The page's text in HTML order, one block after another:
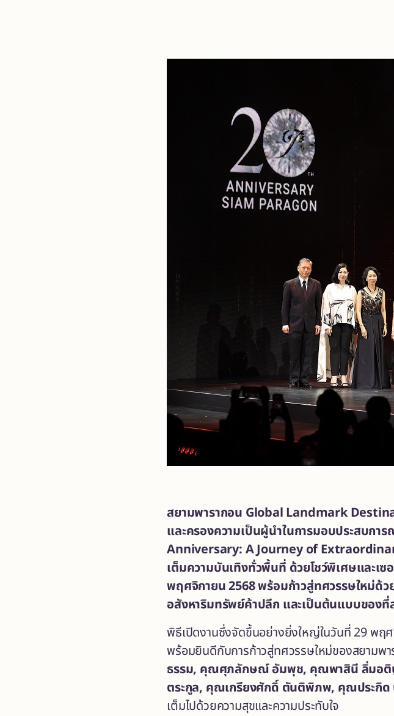
สยามพารากอน Global Landmark
และครองความเป็นผู้นำในการมอบประสบก
Anniversary: A Journey of
เต็มความบันเทิงทั่วพื้นที่ ด้วยโชว์พิเศษและเซ
พฤศจิกายน 2568 พร้อมก้าวสู่ทศวรรษใหม่ด้
อสังหาริมทรัพย์ค้าปลีก และเป็นต้นแบบของ
พิธีเปิดงานซึ่งจัดขึ้นอย่างยิ่งใหญ่ในวันที่ 29 พฤศ
พร้อมยินดีกับการก้าวสู่ทศวรรษใหม่ของสยามพ
ธรรม, คุณศุภลักษณ์ อัมพุช, คุณพาสินี ลิ่มอ
ตระกูล, คุณเกรียงศักดิ์ ตันติพิภพ, คุณประกิ
เต็มไปด้วยความสุขและความประทับใจ